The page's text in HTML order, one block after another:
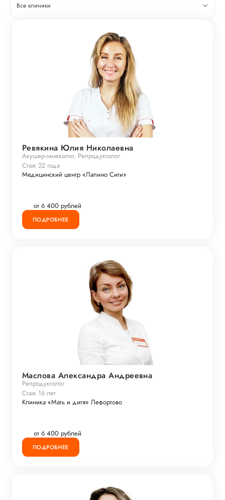
Все клиники
Ревякина Юлия Николаевна
Акушер-гинеколог, Репродуктолог
Стаж 22 года
Медицинский центр «Лапино Сити»
от 6 400 рублей
ПОДРОБНЕЕ
Маслова Александра Андреевна
Репродуктолог
Стаж 16 лет
Клиника «Мать и дитя» Лефортово
от 6 400 рублей
ПОДРОБНЕЕ